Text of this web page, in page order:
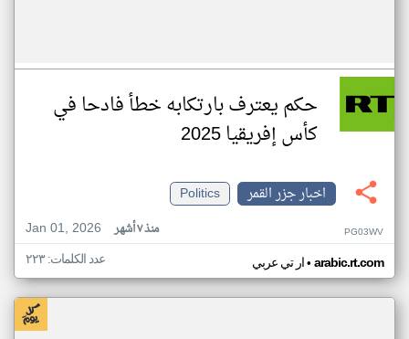
حكم يعترف بارتكابه خطأ فادحا في
كأس إفريقيا 2025
اخبار جزر القمر
Politics
Jan 01, 2026
منذ ٧ أشهر PG03WV
ار تي عربي• arabic.rt.com عدد الكلمات: ٢٢٣